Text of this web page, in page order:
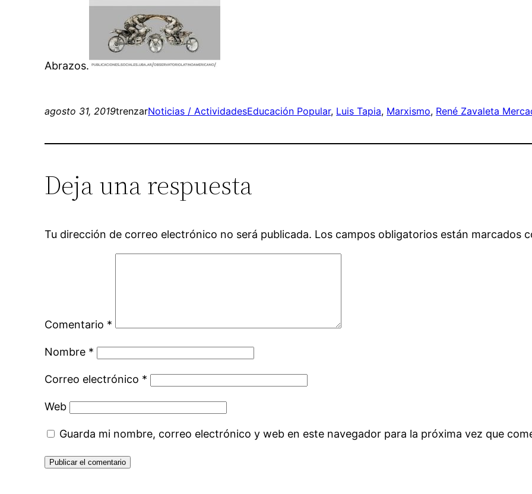
Abrazos.
agosto 31, 2019trenzarNoticias / ActividadesEducación Popular, Luis Tapia, Marxismo, René Zavaleta
Deja una respuesta
Tu dirección de correo electrónico no será publicada. Los campos obligatorios están marcados
Comentario *
Nombre *
Correo electrónico *
Web
Guarda mi nombre, correo electrónico y web en este navegador para la próxima vez que